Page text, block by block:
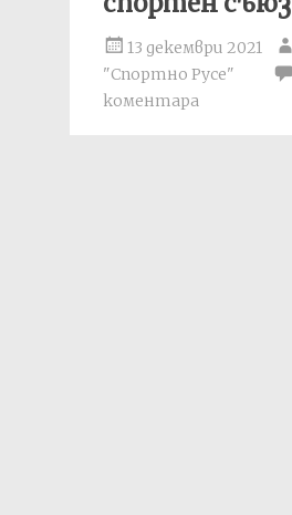
13 декември 2021
"Спортно Русе"
коментара